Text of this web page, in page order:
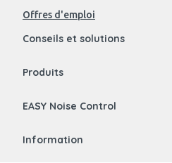
Offres d'emploi
Conseils et solutions
Produits
EASY Noise Control
Information